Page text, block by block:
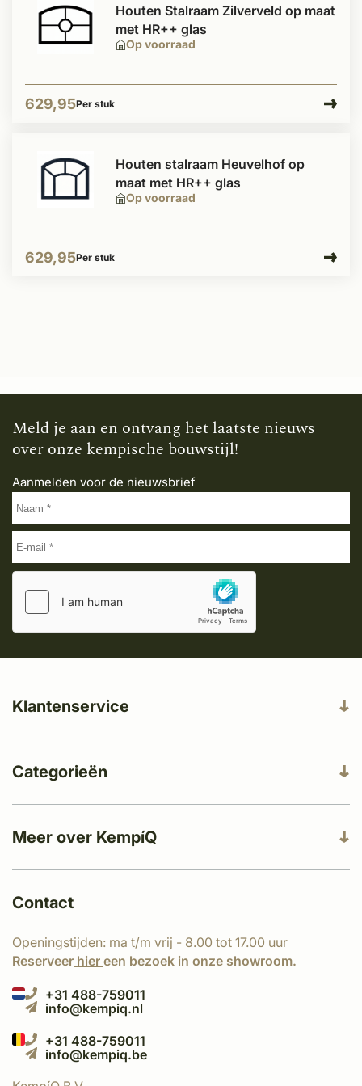
Op voorraad
Houten Stalraam Zilverveld op maat
met HR++ glas
629,95Per stuk
Op voorraad
Houten stalraam Heuvelhof op
maat met HR++ glas
629,95Per stuk
Meld je aan en ontvang het laatste nieuws
over onze kempische bouwstijl!
Aanmelden voor de nieuwsbrief
Meer over KempíQ
Klantenservice
Categorieën
Contact
Openingstijden: ma t/m vrij - 8.00 tot 17.00 uur
Reserveer hier een bezoek in onze showroom.
+31 488-759011
info@kempiq.nl
+31 488-759011
info@kempiq.be